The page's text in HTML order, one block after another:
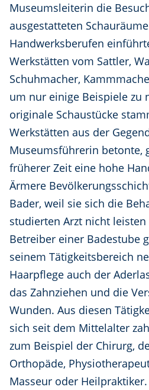
Museumsleiterin die
ausgestatteten
Handwerksberufen
Werkstätten vom Sattler,
Schuhmacher,
um nur einige Beispiele zu
originale Schaustücke
Werkstätten aus der
Museumsführerin betonte,
früherer Zeit eine hohe
Ärmere
Bader, weil sie sich die
studierten Arzt nicht leisten
Betreiber einer Badestube
seinem Tätigkeitsbereich
Haarpflege auch der
das Zahnziehen und die
Wunden. Aus diesen
sich seit dem Mittelalter
zum Beispiel der Chirurg,
Orthopäde,
Masseur oder